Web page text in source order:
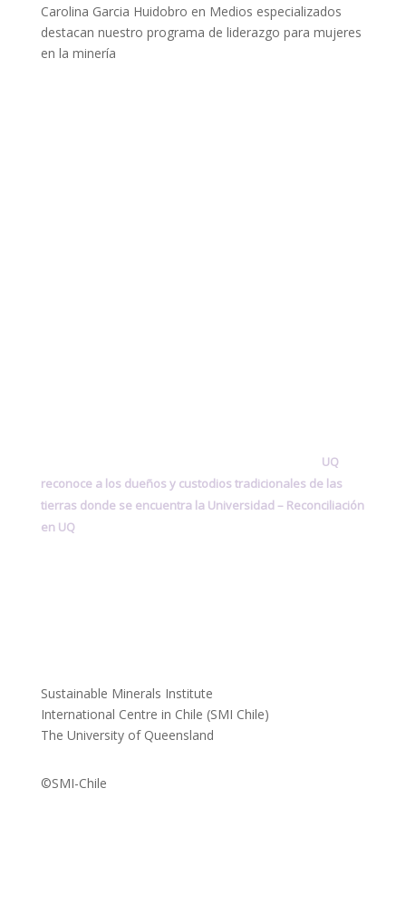
Carolina Garcia Huidobro en Medios especializados
destacan nuestro programa de liderazgo para mujeres
en la minería
UQ
reconoce a los dueños y custodios tradicionales de las
tierras donde se encuentra la Universidad – Reconciliación
en UQ
Sustainable Minerals Institute
International Centre in Chile (SMI Chile)
The University of Queensland
©SMI-Chile